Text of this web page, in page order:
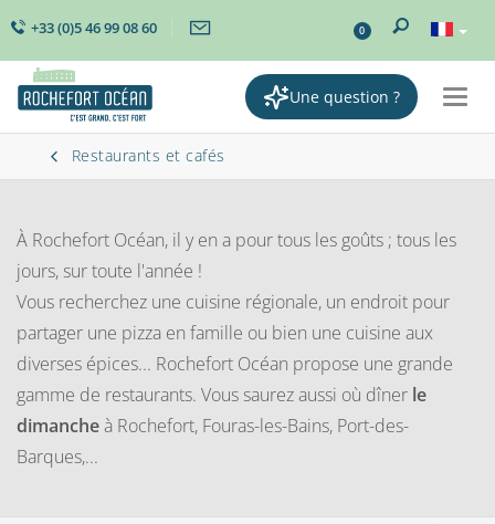
+33 (0)5 46 99 08 60 0
Une question ?
Restaurants et cafés
À Rochefort Océan, il y en a pour tous les goûts ; tous les
jours, sur toute l'année !
Vous recherchez une cuisine régionale, un endroit pour
partager une pizza en famille ou bien une cuisine aux
diverses épices... Rochefort Océan propose une grande
gamme de restaurants. Vous saurez aussi où dîner le
dimancheà Rochefort, Fouras-les-Bains, Port-des-
Barques,...